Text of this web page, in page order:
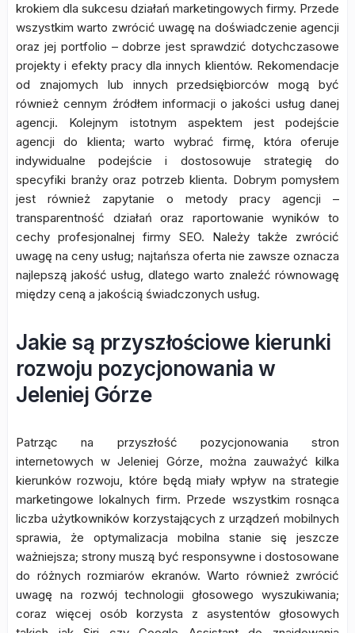
krokiem dla sukcesu działań marketingowych firmy. Przede
wszystkim warto zwrócić uwagę na doświadczenie agencji
oraz jej portfolio – dobrze jest sprawdzić dotychczasowe
projekty i efekty pracy dla innych klientów. Rekomendacje
od znajomych lub innych przedsiębiorców mogą być
również cennym źródłem informacji o jakości usług danej
agencji. Kolejnym istotnym aspektem jest podejście
agencji do klienta; warto wybrać firmę, która oferuje
indywidualne podejście i dostosowuje strategię do
specyfiki branży oraz potrzeb klienta. Dobrym pomysłem
jest również zapytanie o metody pracy agencji –
transparentność działań oraz raportowanie wyników to
cechy profesjonalnej firmy SEO. Należy także zwrócić
uwagę na ceny usług; najtańsza oferta nie zawsze oznacza
najlepszą jakość usług, dlatego warto znaleźć równowagę
między ceną a jakością świadczonych usług.
Jakie są przyszłościowe kierunki
rozwoju pozycjonowania w
Jeleniej Górze
Patrząc na przyszłość pozycjonowania stron
internetowych w Jeleniej Górze, można zauważyć kilka
kierunków rozwoju, które będą miały wpływ na strategie
marketingowe lokalnych firm. Przede wszystkim rosnąca
liczba użytkowników korzystających z urządzeń mobilnych
sprawia, że optymalizacja mobilna stanie się jeszcze
ważniejsza; strony muszą być responsywne i dostosowane
do różnych rozmiarów ekranów. Warto również zwrócić
uwagę na rozwój technologii głosowego wyszukiwania;
coraz więcej osób korzysta z asystentów głosowych